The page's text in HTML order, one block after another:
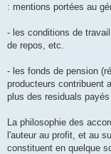
: mentions portées au
- les conditions de
de repos, etc.
- les fonds de pension
producteurs contribuent
plus des residuals
La philosophie des
l'auteur au profit, et au
constituent en quelque